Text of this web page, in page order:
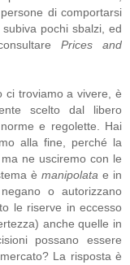
di comportarsi
pochi sbalzi, ed
Prices and
ci troviamo a vivere, è
scelto dal libero
e regolette. Hai
alla fine, perché la
ne usciremo con le
è manipolatae in
o autorizzano
le riserve in eccesso
anche quelle in
possano essere
La risposta è